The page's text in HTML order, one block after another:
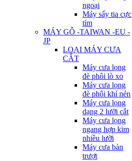
ngoại
Máy sấy tia cực
tím
MÁY GỖ -TAIWAN -EU -
JP
LOẠI MÁY CƯA
CẮT
Máy cưa lọng
đè phôi lò xo
Máy cưa lọng
đè phôi khí nén
Máy cưa lọng
dạng 2 lưỡi cắt
Máy cưa lọng
ngang hợp kim
nhiều lưỡi
Máy cưa bàn
trượt